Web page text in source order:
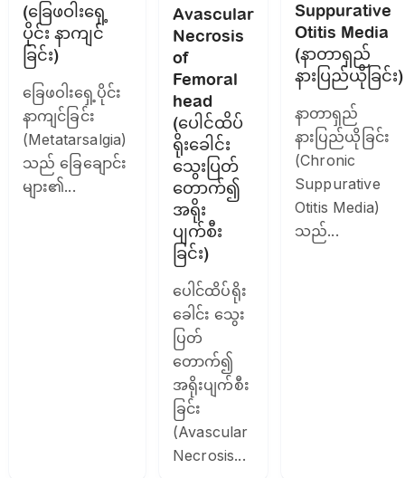
(ခြေဖဝါးရှေ့
ပိုင်း နာကျင်
ခြင်း)
ခြေဖဝါးရှေ့ပိုင်း
နာကျင်ခြင်း
(Metatarsalgia)
သည် ခြေချောင်း
များ၏...
Avascular
Necrosis
of
Femoral
head
(ပေါင်ထိပ်
ရိုးခေါင်း
သွေးပြတ်
တောက်၍
အရိုး
ပျက်စီး
ခြင်း)
ပေါင်ထိပ်ရိုး
ခေါင်း သွေး
ပြတ်
တောက်၍
အရိုးပျက်စီး
ခြင်း
(Avascular
Necrosis...
Suppurative
Otitis Media
(နာတာရှည်
နားပြည်ယိုခြင်း)
နာတာရှည်
နားပြည်ယိုခြင်း
(Chronic
Suppurative
Otitis Media)
သည်...